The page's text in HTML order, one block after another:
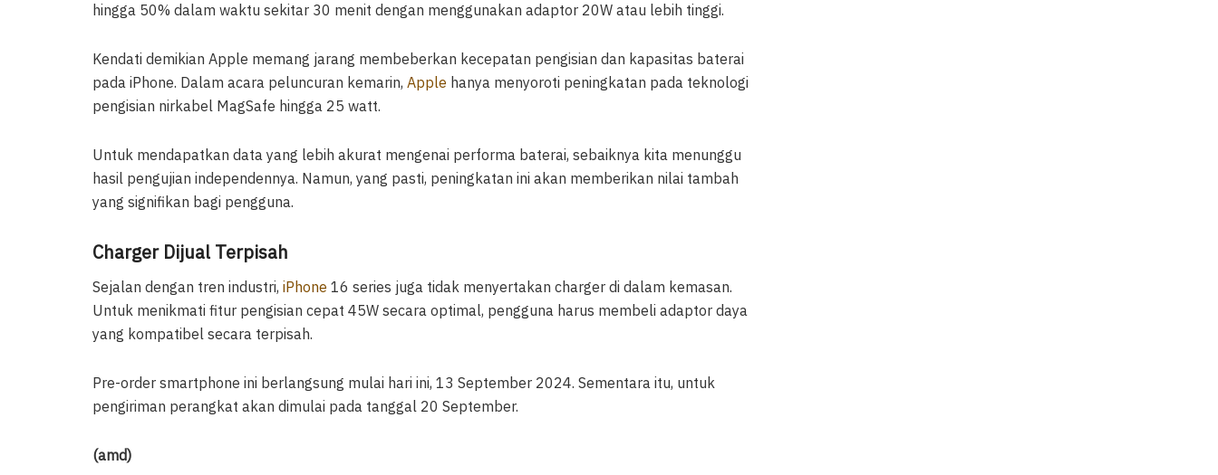
hingga 50% dalam waktu sekitar 30 menit dengan menggunakan adaptor 20W atau lebih tinggi.
Kendati demikian Apple memang jarang membeberkan kecepatan pengisian dan kapasitas baterai
pada iPhone. Dalam acara peluncuran kemarin, Apple hanya menyoroti peningkatan pada teknologi
pengisian nirkabel MagSafe hingga 25 watt.
Untuk mendapatkan data yang lebih akurat mengenai performa baterai, sebaiknya kita menunggu
hasil pengujian independennya. Namun, yang pasti, peningkatan ini akan memberikan nilai tambah
yang signifikan bagi pengguna.
Charger Dijual Terpisah
Sejalan dengan tren industri, iPhone 16 series juga tidak menyertakan charger di dalam kemasan.
Untuk menikmati fitur pengisian cepat 45W secara optimal, pengguna harus membeli adaptor daya
yang kompatibel secara terpisah.
Pre-order smartphone ini berlangsung mulai hari ini, 13 September 2024. Sementara itu, untuk
pengiriman perangkat akan dimulai pada tanggal 20 September.
(amd)